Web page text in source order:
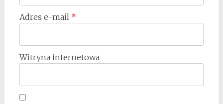
Adres e-mail *
Witryna internetowa